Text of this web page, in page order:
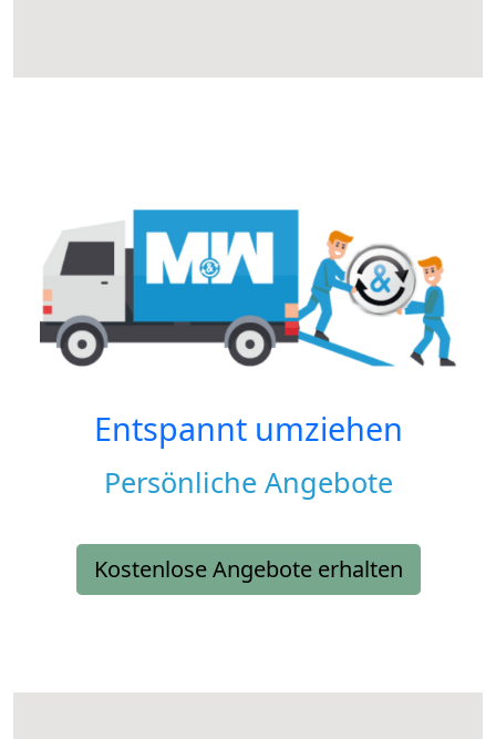
Entspannt umziehen
Persönliche Angebote
Kostenlose Angebote erhalten